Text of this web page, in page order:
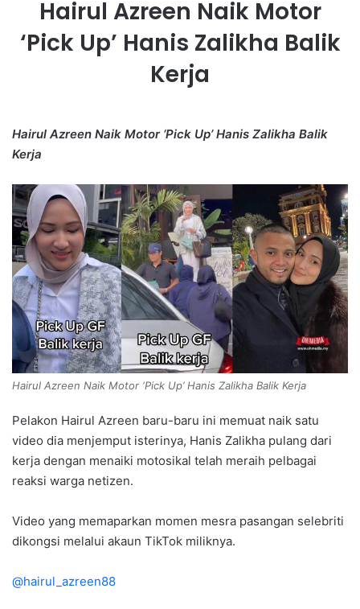
Hairul Azreen Naik Motor
‘Pick Up’ Hanis Zalikha Balik
Kerja
Hairul Azreen Naik Motor ‘Pick Up’ Hanis Zalikha Balik
Kerja
Hairul Azreen Naik Motor ‘Pick Up’ Hanis Zalikha Balik Kerja
Pelakon Hairul Azreen baru-baru ini memuat naik satu
video dia menjemput isterinya, Hanis Zalikha pulang dari
kerja dengan menaiki motosikal telah meraih pelbagai
reaksi warga netizen.
Video yang memaparkan momen mesra pasangan selebriti
dikongsi melalui akaun TikTok miliknya.
@hairul_azreen88